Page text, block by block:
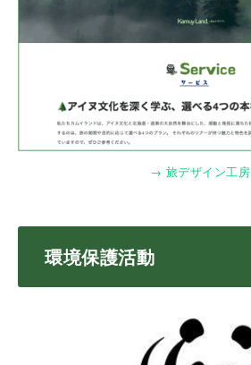
→ 旅デザイン工房
環境保護活動